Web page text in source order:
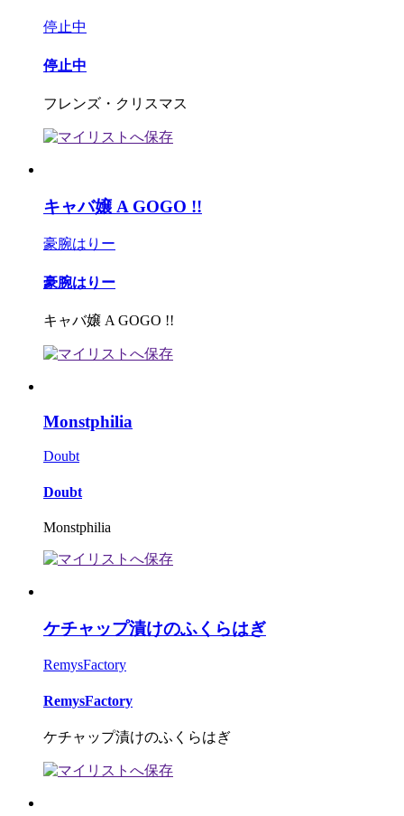
停止中
停止中
フレンズ・クリスマス
キャバ嬢 A GOGO !!
豪腕はりー
豪腕はりー
キャバ嬢 A GOGO !!
Monstphilia
Doubt
Doubt
Monstphilia
ケチャップ漬けのふくらはぎ
RemysFactory
RemysFactory
ケチャップ漬けのふくらはぎ